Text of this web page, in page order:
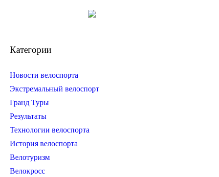
Категории
Новости велоспорта
Экстремальный велоспорт
Гранд Туры
Результаты
Технологии велоспорта
История велоспорта
Велотуризм
Велокросс